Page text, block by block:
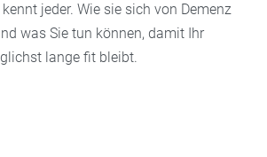
jeder. Wie sie sich von Demenz
was Sie tun können, damit Ihr
lange fit bleibt.